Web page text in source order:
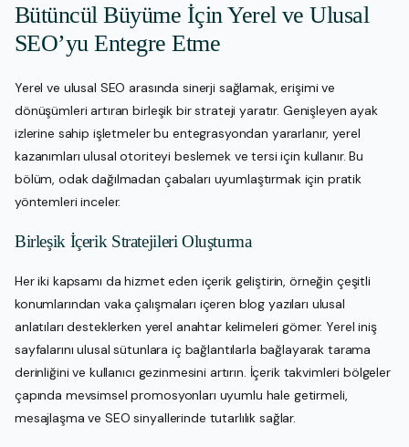
Bütüncül Büyüme İçin Yerel ve Ulusal
SEO’yu Entegre Etme
Yerel ve ulusal SEO arasında sinerji sağlamak, erişimi ve
dönüşümleri artıran birleşik bir strateji yaratır. Genişleyen ayak
izlerine sahip işletmeler bu entegrasyondan yararlanır, yerel
kazanımları ulusal otoriteyi beslemek ve tersi için kullanır. Bu
bölüm, odak dağılmadan çabaları uyumlaştırmak için pratik
yöntemleri inceler.
Birleşik İçerik Stratejileri Oluşturma
Her iki kapsamı da hizmet eden içerik geliştirin, örneğin çeşitli
konumlarından vaka çalışmaları içeren blog yazıları ulusal
anlatıları desteklerken yerel anahtar kelimeleri gömer. Yerel iniş
sayfalarını ulusal sütunlara iç bağlantılarla bağlayarak tarama
derinliğini ve kullanıcı gezinmesini artırın. İçerik takvimleri bölgeler
çapında mevsimsel promosyonları uyumlu hale getirmeli,
mesajlaşma ve SEO sinyallerinde tutarlılık sağlar.